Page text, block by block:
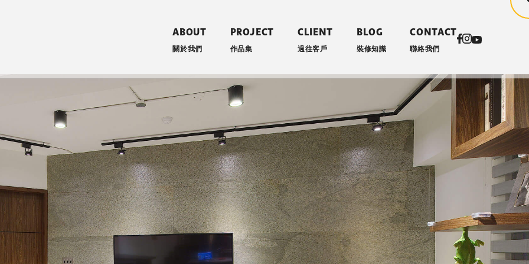
ABOUT
關於我們
PROJECT
作品集
CLIENT
過往客戶
BLOG
裝修知識
CONTACT
聯絡我們